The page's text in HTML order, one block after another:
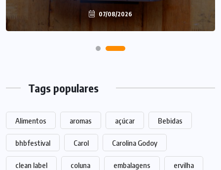
07/08/2026
07/08/2026
Tags populares
Alimentos aromas açúcar Bebidas
bhbfestival Carol Carolina Godoy
clean label coluna embalagens ervilha